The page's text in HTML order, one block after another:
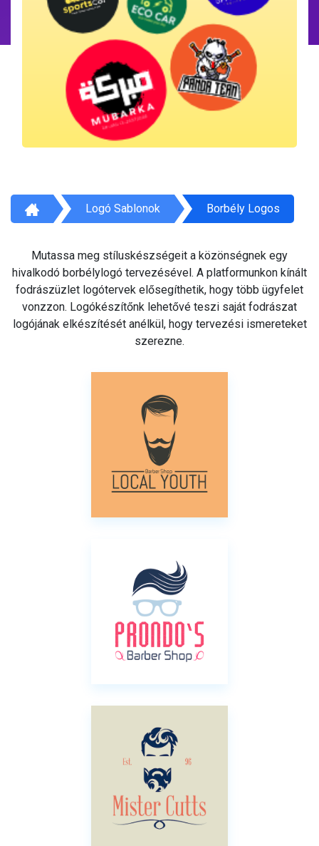
Logó Sablonok Borbély Logos
Mutassa meg stíluskészségeit a közönségnek egy
hivalkodó borbélylogó tervezésével. A platformunkon kínált
fodrászüzlet logótervek elősegíthetik, hogy több ügyfelet
vonzzon. Logókészítőnk lehetővé teszi saját fodrászat
logójának elkészítését anélkül, hogy tervezési ismereteket
szerezne.